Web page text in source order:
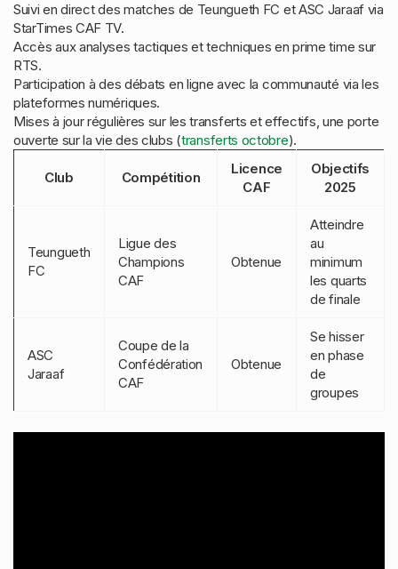
Suivi en direct des matches de Teungueth FC et ASC Jaraaf via
StarTimes CAF TV.
Accès aux analyses tactiques et techniques en prime time sur
RTS.
Participation à des débats en ligne avec la communauté via les
plateformes numériques.
Mises à jour régulières sur les transferts et effectifs, une porte
ouverte sur la vie des clubs (transferts octobre).
Club Compétition
Licence
CAF
Objectifs
2025
Teungueth
FC
Ligue des
Champions
CAF
Obtenue
Atteindre
au
minimum
les quarts
de finale
ASC
Jaraaf
Coupe de la
Confédération
CAF
Obtenue
Se hisser
en phase
de
groupes